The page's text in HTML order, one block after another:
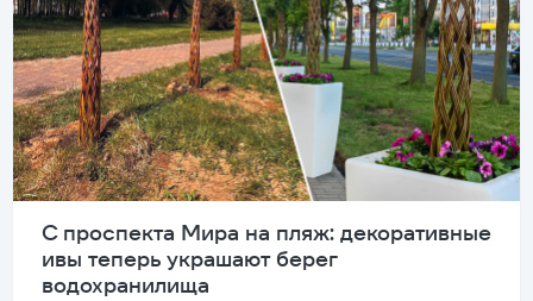
С проспекта Мира на пляж: декоративные
ивы теперь украшают берег
водохранилища